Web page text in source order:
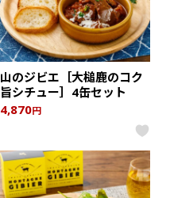
山のジビエ［大槌鹿のコク
旨シチュー］4缶セット
4,870円